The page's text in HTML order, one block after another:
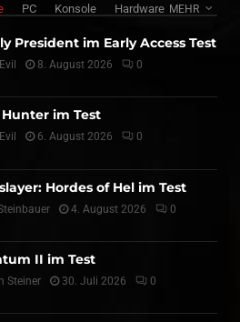
PC Konsole Hardware MEHR
President im Early Access Test
8. August 2026 0
im Test
6. August 2026 0
Hordes of Hel im Test
4. August 2026 0
II im Test
Steiner 30. Juli 2026 0